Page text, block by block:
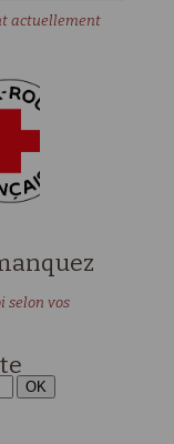
actuellement
selon vos